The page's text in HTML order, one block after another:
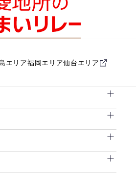
エリア福岡エリア仙台エリア